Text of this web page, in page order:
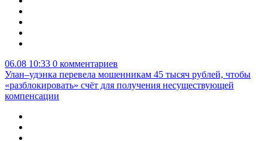
06.08 10:33 0 комментариев
Улан–удэнка перевела мошенникам 45 тысяч рублей, чтобы
«разблокировать» счёт для получения несуществующей
компенсации